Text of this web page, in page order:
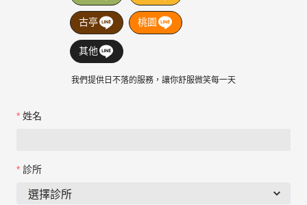
古亭 桃園
其他
我們提供日不落的服務，讓你舒服微笑每一天
姓名
診所